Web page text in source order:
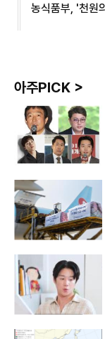
농식품부, '천원
아주PICK >